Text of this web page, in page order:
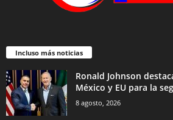
Incluso más noticias
Ronald Johnson
México y EU para la
8 agosto, 2026